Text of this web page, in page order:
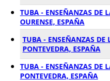
TUBA - ENSEÑANZAS DE
OURENSE, ESPAÑA
TUBA - ENSEÑANZAS
PONTEVEDRA, ESPAÑA
TUBA - ENSEÑANZAS DE
PONTEVEDRA, ESPAÑA